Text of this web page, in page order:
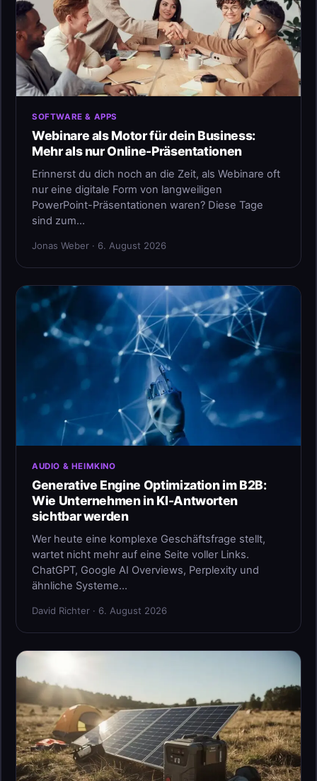
SOFTWARE & APPS
Webinare als Motor für dein Business:
Mehr als nur Online-Präsentationen
Erinnerst du dich noch an die Zeit, als Webinare oft
nur eine digitale Form von langweiligen
PowerPoint-Präsentationen waren? Diese Tage
sind zum…
Jonas Weber · 6. August 2026
AUDIO & HEIMKINO
Generative Engine Optimization im B2B:
Wie Unternehmen in KI-Antworten
sichtbar werden
Wer heute eine komplexe Geschäftsfrage stellt,
wartet nicht mehr auf eine Seite voller Links.
ChatGPT, Google AI Overviews, Perplexity und
ähnliche Systeme…
David Richter · 6. August 2026